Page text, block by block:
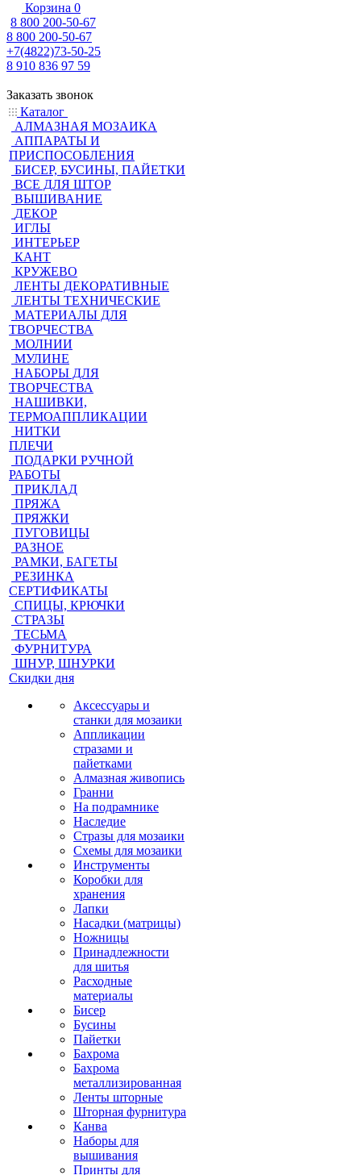
Корзина 0
8 800 200-50-67
8 800 200-50-67
+7(4822)73-50-25
8 910 836 97 59
Заказать звонок
Каталог
АЛМАЗНАЯ МОЗАИКА
АППАРАТЫ И
ПРИСПОСОБЛЕНИЯ
БИСЕР, БУСИНЫ, ПАЙЕТКИ
ВСЕ ДЛЯ ШТОР
ВЫШИВАНИЕ
ДЕКОР
ИГЛЫ
ИНТЕРЬЕР
КАНТ
КРУЖЕВО
ЛЕНТЫ ДЕКОРАТИВНЫЕ
ЛЕНТЫ ТЕХНИЧЕСКИЕ
МАТЕРИАЛЫ ДЛЯ
ТВОРЧЕСТВА
МОЛНИИ
МУЛИНЕ
НАБОРЫ ДЛЯ
ТВОРЧЕСТВА
НАШИВКИ,
ТЕРМОАППЛИКАЦИИ
НИТКИ
ПЛЕЧИ
ПОДАРКИ РУЧНОЙ
РАБОТЫ
ПРИКЛАД
ПРЯЖА
ПРЯЖКИ
ПУГОВИЦЫ
РАЗНОЕ
РАМКИ, БАГЕТЫ
РЕЗИНКА
СЕРТИФИКАТЫ
СПИЦЫ, КРЮЧКИ
СТРАЗЫ
ТЕСЬМА
ФУРНИТУРА
ШНУР, ШНУРКИ
Скидки дня
Аксессуары и
станки для мозаики
Аппликации
стразами и
пайетками
Алмазная живопись
Гранни
На подрамнике
Наследие
Стразы для мозаики
Схемы для мозаики
Инструменты
Коробки для
хранения
Лапки
Насадки (матрицы)
Ножницы
Принадлежности
для шитья
Расходные
материалы
Бисер
Бусины
Пайетки
Бахрома
Бахрома
металлизированная
Ленты шторные
Шторная фурнитура
Канва
Наборы для
вышивания
Принты для